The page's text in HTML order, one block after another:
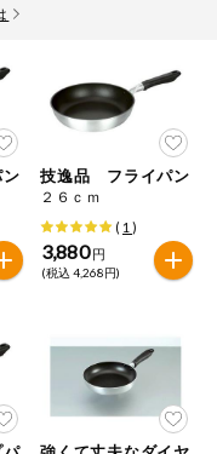
含まれていない商品
くるみ
技逸品 フライパン
２６ｃｍ
( 1 )
3,880 円
(税込 4,268円)